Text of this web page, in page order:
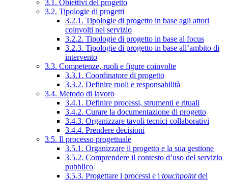
3.1. Obiettivi del progetto
3.2. Tipologie di progetti
3.2.1. Tipologie di progetto in base agli attori
coinvolti nel servizio
3.2.2. Tipologie di progetto in base al focus
3.2.3. Tipologie di progetto in base all’ambito di
intervento
3.3. Competenze, ruoli e figure coinvolte
3.3.1. Coordinatore di progetto
3.3.2. Definire ruoli e responsabilità
3.4. Metodo di lavoro
3.4.1. Definire processi, strumenti e rituali
3.4.2. Curare la documentazione di progetto
3.4.3. Organizzare tavoli tecnici collaborativi
3.4.4. Prendere decisioni
3.5. Il processo progettuale
3.5.1. Organizzare il progetto e la sua gestione
3.5.2. Comprendere il contesto d’uso del servizio
pubblico
3.5.3. Progettare i processi e i touchpointdel